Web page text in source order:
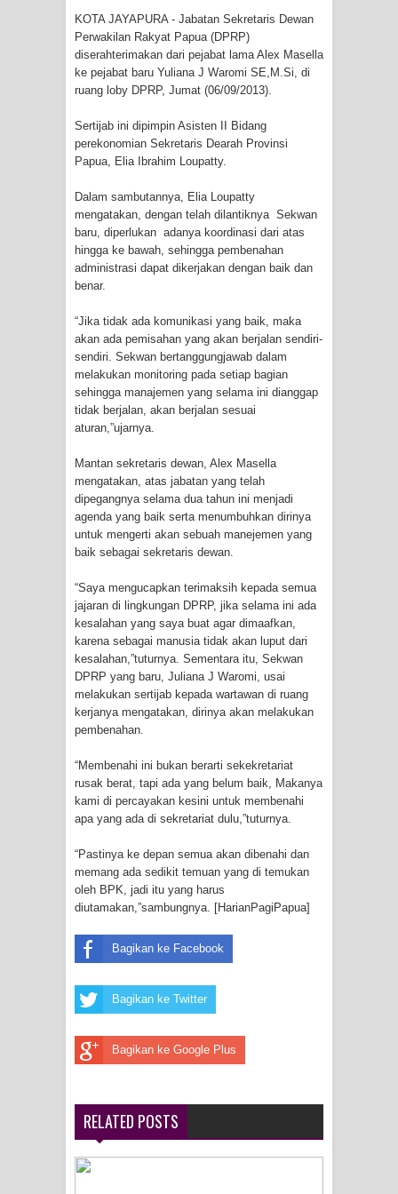
Tiga Personel Polresta Jayapura Kota
Jalani Sidang BP4R di Jayapura
Mengapresiasi Antusiasme Warga
2026 di Lapangan Karang PTC Entrop
Kebakaran Hanguskan Satu Rumah
Profil Lengkap Papua Barat, Bumi
Cenderawasih di Ujung Barat Papua
Profil Lengkap Provinsi Papua, Bumi
Indonesia
Profil Lengkap Aceh, Provinsi
Istimewa di Ujung Sumatera
Lima Rumah Pribadi Terbakar Di
Hamadi Jayapura Selatan
Gempa M3,3 Guncang Nabire, BMKG
Imbau Waspada Susulan
Protes Tumpukan Sampah dengan
Menghambur ke Tengah Jalan
Polres Jayapura Terima Laporan
Hilangnya Agustina Ester Bonsapia
Papua Siapkan 1000 Kuota Beasiswa
Mace
BRI Region 18 Jayapura Salurkan
Polda Papua pada Peringatan Hari
KOTA JAYAPURA - Jabatan Sekretaris Dewan
Perwakilan Rakyat Papua (DPRP)
diserahterimakan dari pejabat lama Alex Masella
ke pejabat baru Yuliana J Waromi SE,M.Si, di
ruang loby DPRP, Jumat (06/09/2013).
Sertijab ini dipimpin Asisten II Bidang
perekonomian Sekretaris Dearah Provinsi
Papua, Elia Ibrahim Loupatty.
Dalam sambutannya, Elia Loupatty
mengatakan, dengan telah dilantiknya Sekwan
baru, diperlukan adanya koordinasi dari atas
hingga ke bawah, sehingga pembenahan
administrasi dapat dikerjakan dengan baik dan
benar.
“Jika tidak ada komunikasi yang baik, maka
akan ada pemisahan yang akan berjalan sendiri-
sendiri. Sekwan bertanggungjawab dalam
melakukan monitoring pada setiap bagian
sehingga manajemen yang selama ini dianggap
tidak berjalan, akan berjalan sesuai
aturan,”ujarnya.
Mantan sekretaris dewan, Alex Masella
mengatakan, atas jabatan yang telah
dipegangnya selama dua tahun ini menjadi
agenda yang baik serta menumbuhkan dirinya
untuk mengerti akan sebuah manejemen yang
baik sebagai sekretaris dewan.
“Saya mengucapkan terimaksih kepada semua
jajaran di lingkungan DPRP, jika selama ini ada
kesalahan yang saya buat agar dimaafkan,
karena sebagai manusia tidak akan luput dari
kesalahan,”tuturnya. Sementara itu, Sekwan
DPRP yang baru, Juliana J Waromi, usai
melakukan sertijab kepada wartawan di ruang
kerjanya mengatakan, dirinya akan melakukan
pembenahan.
“Membenahi ini bukan berarti sekekretariat
rusak berat, tapi ada yang belum baik, Makanya
kami di percayakan kesini untuk membenahi
apa yang ada di sekretariat dulu,”tuturnya.
“Pastinya ke depan semua akan dibenahi dan
memang ada sedikit temuan yang di temukan
oleh BPK, jadi itu yang harus
diutamakan,”sambungnya. [HarianPagiPapua]
Bagikan ke Facebook
Bagikan ke Twitter
Bagikan ke Google Plus
RELATED POSTS